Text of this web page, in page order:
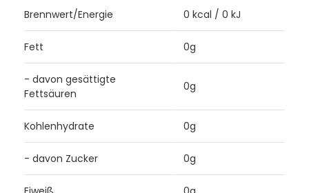
Brennwert/Energie 0 kcal / 0 kJ
Fett 0g
- davon gesättigte
Fettsäuren
0g
Kohlenhydrate 0g
- davon Zucker 0g